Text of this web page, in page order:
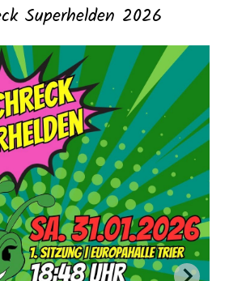
Superhelden 2026